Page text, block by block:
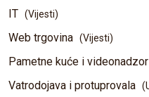
IT (Vijesti)
Web trgovina (Vijesti)
Pametne kuće i videonadzor
Vatrodojava i protuprovala